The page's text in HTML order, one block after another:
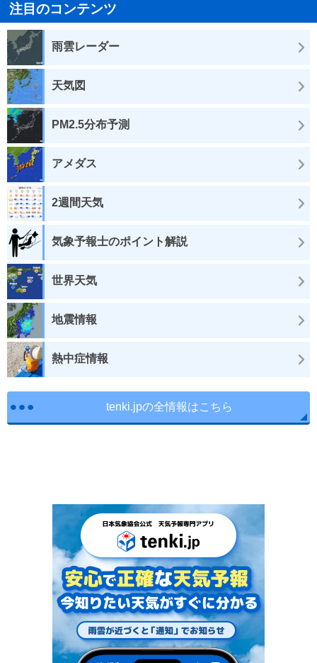
注目のコンテンツ
雨雲レーダー
天気図
PM2.5分布予測
アメダス
2週間天気
気象予報士のポイント解説
世界天気
地震情報
熱中症情報
tenki.jpの全情報はこちら